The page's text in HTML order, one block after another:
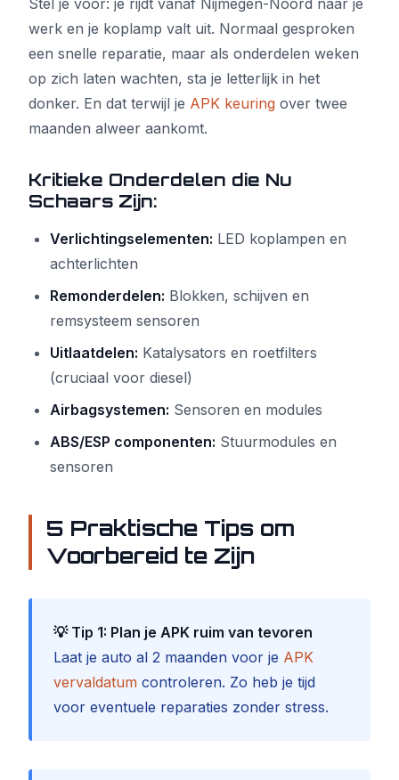
Stel je voor: je rijdt vanaf Nijmegen-Noord naar je
werk en je koplamp valt uit. Normaal gesproken
een snelle reparatie, maar als onderdelen weken
op zich laten wachten, sta je letterlijk in het
donker. En dat terwijl je APK keuring over twee
maanden alweer aankomt.
Kritieke Onderdelen die Nu
Schaars Zijn:
Verlichtingselementen: LED koplampen en
achterlichten
Remonderdelen: Blokken, schijven en
remsysteem sensoren
Uitlaatdelen: Katalysators en roetfilters
(cruciaal voor diesel)
Airbagsystemen: Sensoren en modules
ABS/ESP componenten: Stuurmodules en
sensoren
5 Praktische Tips om
Voorbereid te Zijn
💡 Tip 1: Plan je APK ruim van tevoren
Laat je auto al 2 maanden voor je APK
vervaldatum controleren. Zo heb je tijd
voor eventuele reparaties zonder stress.